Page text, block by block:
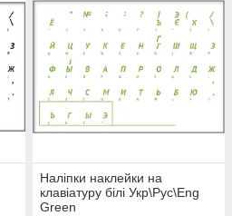
Наліпки наклейки на
клавіатуру білі Укр\Рус\Eng
Green